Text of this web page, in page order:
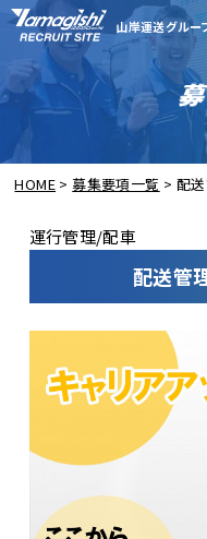
山岸運送グルー
HOME 募集要項一覧 配
運行管理/配車
配送管